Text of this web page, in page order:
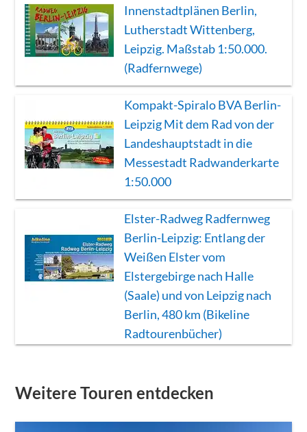
Innenstadtplänen Berlin,
Lutherstadt Wittenberg,
Leipzig. Maßstab 1:50.000.
(Radfernwege)
Kompakt-Spiralo BVA Berlin-
Leipzig Mit dem Rad von der
Landeshauptstadt in die
Messestadt Radwanderkarte
1:50.000
Elster-Radweg Radfernweg
Berlin-Leipzig: Entlang der
Weißen Elster vom
Elstergebirge nach Halle
(Saale) und von Leipzig nach
Berlin, 480 km (Bikeline
Radtourenbücher)
Weitere Touren entdecken